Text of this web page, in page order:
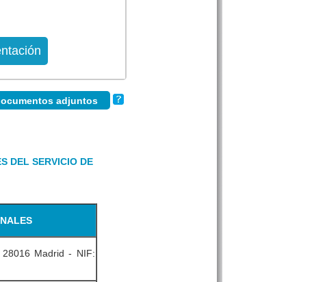
adjuntos
DEL SERVICIO DE
Madrid - NIF: